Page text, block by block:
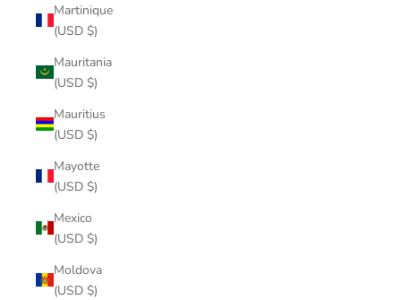
Martinique
(USD $)
Mauritania
(USD $)
Mauritius
(USD $)
Mayotte
(USD $)
Mexico
(USD $)
Moldova
(USD $)